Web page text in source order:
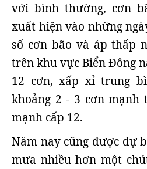
với bình thường, cơn
xuất hiện vào những
số cơn bão và áp thấp
trên khu vực Biển Đông
12 cơn, xấp xỉ trung
khoảng 2 - 3 cơn mạnh
mạnh cấp 12.
Năm nay cũng được dự
mưa nhiều hơn một